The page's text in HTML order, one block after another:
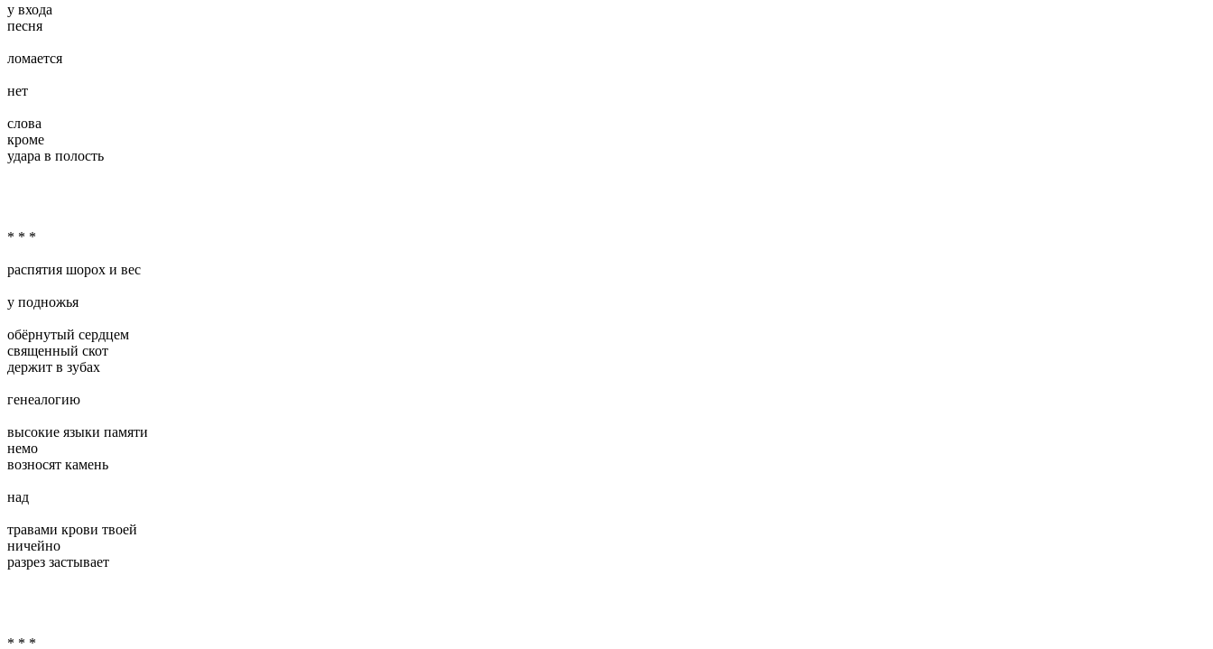
у входа
песня
ломается
нет
слова
кроме
удара в полость
* * *
распятия шорох и вес
у подножья
обёрнутый сердцем
священный скот
держит в зубах
генеалогию
высокие языки памяти
немо
возносят камень
над
травами крови твоей
ничейно
разрез застывает
* * *